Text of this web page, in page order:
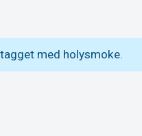
med holysmoke.